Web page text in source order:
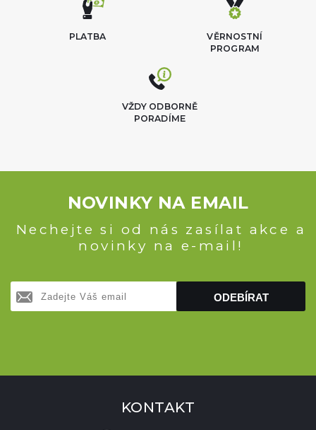
VĚRNOSTNÍ
PROGRAM
PLATBA
VŽDY ODBORNĚ
PORADÍME
NOVINKY NA EMAIL
Nechejte si od nás zasílat akce a
novinky na e-mail!
ODEBÍRAT
KONTAKT